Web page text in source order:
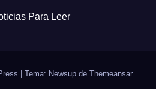
Para Leer
| Tema: Newsup de Themeansar